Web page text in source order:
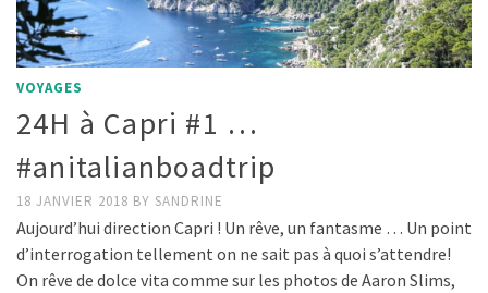
VOYAGES
24H à Capri #1 …
#anitalianboadtrip
18 JANVIER 2018 BY SANDRINE
Aujourd’hui direction Capri ! Un rêve, un fantasme … Un point
d’interrogation tellement on ne sait pas à quoi s’attendre!
On rêve de dolce vita comme sur les photos de Aaron Slims,